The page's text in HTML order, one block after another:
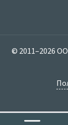
© 2011–2026